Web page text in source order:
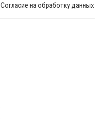
Согласие на обработку данных